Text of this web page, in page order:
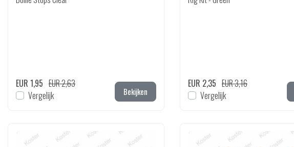
EUR 1,95 EUR 2,63
Vergelijk
Bekijken
EUR 2,35 EUR 3,16
Vergelijk